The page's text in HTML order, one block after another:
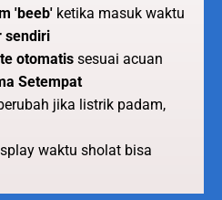
'beeb' ketika masuk waktu
sendiri
otomatis sesuai acuan
Setempat
jika listrik padam,
waktu sholat bisa